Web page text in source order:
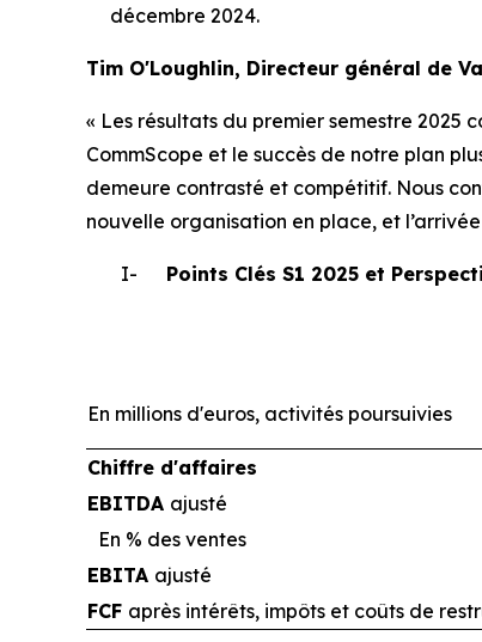
décembre 2024.
Tim O'Loughlin, Directeur général de
« Les résultats du premier semestre 2025
CommScope et le succès de notre plan
demeure contrasté et compétitif. Nous
nouvelle organisation en place, et
I- Points Clés S1 2025 et
En millions d'euros, activités poursuivies
Chiffre d'affaires
EBITDA ajusté
En % des ventes
EBITA ajusté
FCF après intérêts, impôts et coûts de